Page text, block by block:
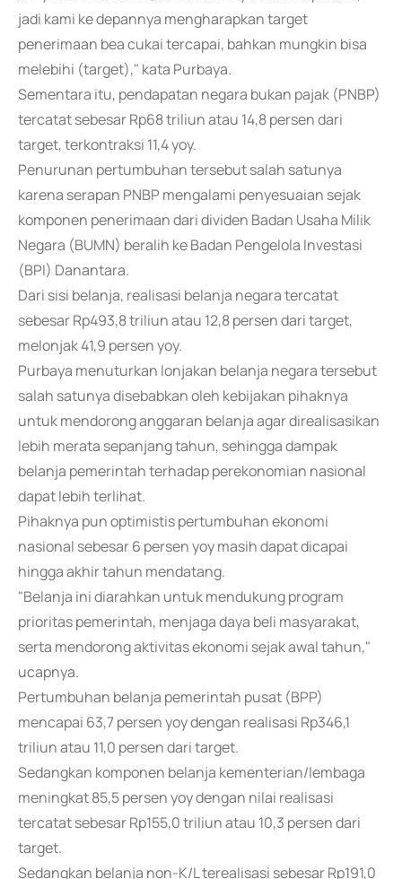
jadi kami ke depannya mengharapkan target
penerimaan bea cukai tercapai, bahkan mungkin bisa
melebihi (target)," kata Purbaya.
Sementara itu, pendapatan negara bukan pajak (PNBP)
tercatat sebesar Rp68 triliun atau 14,8 persen dari
target, terkontraksi 11,4 yoy.
Penurunan pertumbuhan tersebut salah satunya
karena serapan PNBP mengalami penyesuaian sejak
komponen penerimaan dari dividen Badan Usaha Milik
Negara (BUMN) beralih ke Badan Pengelola Investasi
(BPI) Danantara.
Dari sisi belanja, realisasi belanja negara tercatat
sebesar Rp493,8 triliun atau 12,8 persen dari target,
melonjak 41,9 persen yoy.
Purbaya menuturkan lonjakan belanja negara tersebut
salah satunya disebabkan oleh kebijakan pihaknya
untuk mendorong anggaran belanja agar direalisasikan
lebih merata sepanjang tahun, sehingga dampak
belanja pemerintah terhadap perekonomian nasional
dapat lebih terlihat.
Pihaknya pun optimistis pertumbuhan ekonomi
nasional sebesar 6 persen yoy masih dapat dicapai
hingga akhir tahun mendatang.
"Belanja ini diarahkan untuk mendukung program
prioritas pemerintah, menjaga daya beli masyarakat,
serta mendorong aktivitas ekonomi sejak awal tahun,"
ucapnya.
Pertumbuhan belanja pemerintah pusat (BPP)
mencapai 63,7 persen yoy dengan realisasi Rp346,1
triliun atau 11,0 persen dari target.
Sedangkan komponen belanja kementerian/lembaga
meningkat 85,5 persen yoy dengan nilai realisasi
tercatat sebesar Rp155,0 triliun atau 10,3 persen dari
target.
Sedangkan belanja non-K/L terealisasi sebesar Rp191,0